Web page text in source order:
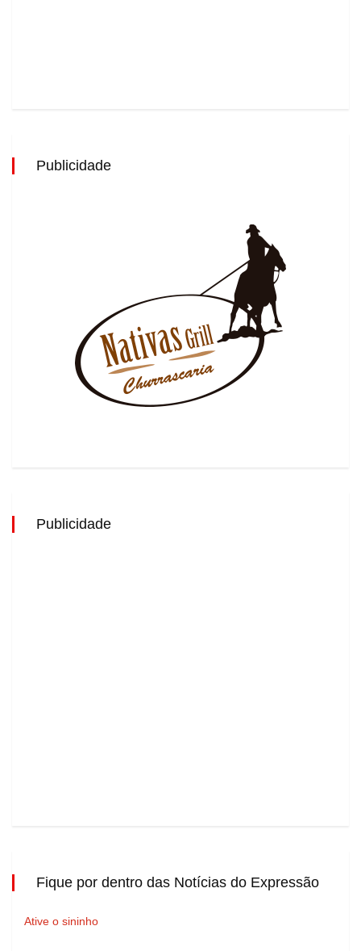
Publicidade
Publicidade
Fique por dentro das Notícias do Expressão
Ative o sininho